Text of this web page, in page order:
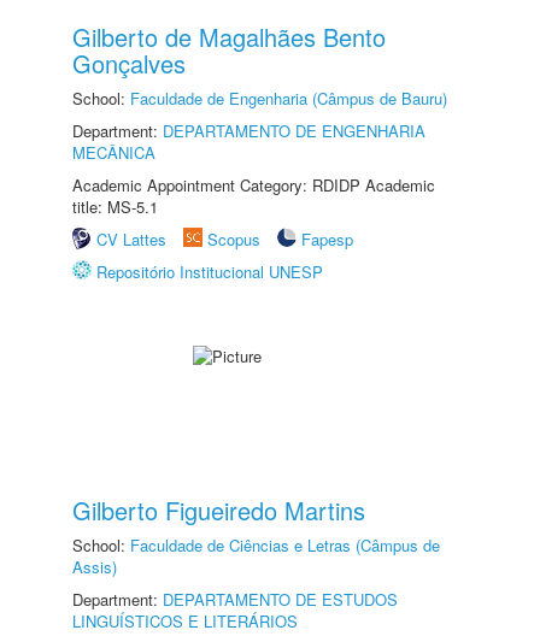
Gilberto de Magalhães Bento
Gonçalves
School: Faculdade de Engenharia (Câmpus de Bauru)
Department: DEPARTAMENTO DE ENGENHARIA
MECÂNICA
Academic Appointment Category: RDIDP Academic
title: MS-5.1
CV Lattes
Scopus
Fapesp
Repositório Institucional UNESP
Gilberto Figueiredo Martins
School: Faculdade de Ciências e Letras (Câmpus de
Assis)
Department: DEPARTAMENTO DE ESTUDOS
LINGUÍSTICOS E LITERÁRIOS